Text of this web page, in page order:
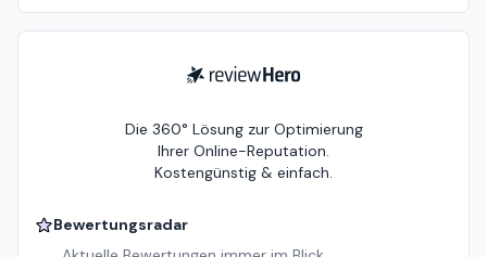
ReviewHero
Die 360° Lösung zur Optimierung
Ihrer Online-Reputation.
Kostengünstig & einfach.
Bewertungsradar